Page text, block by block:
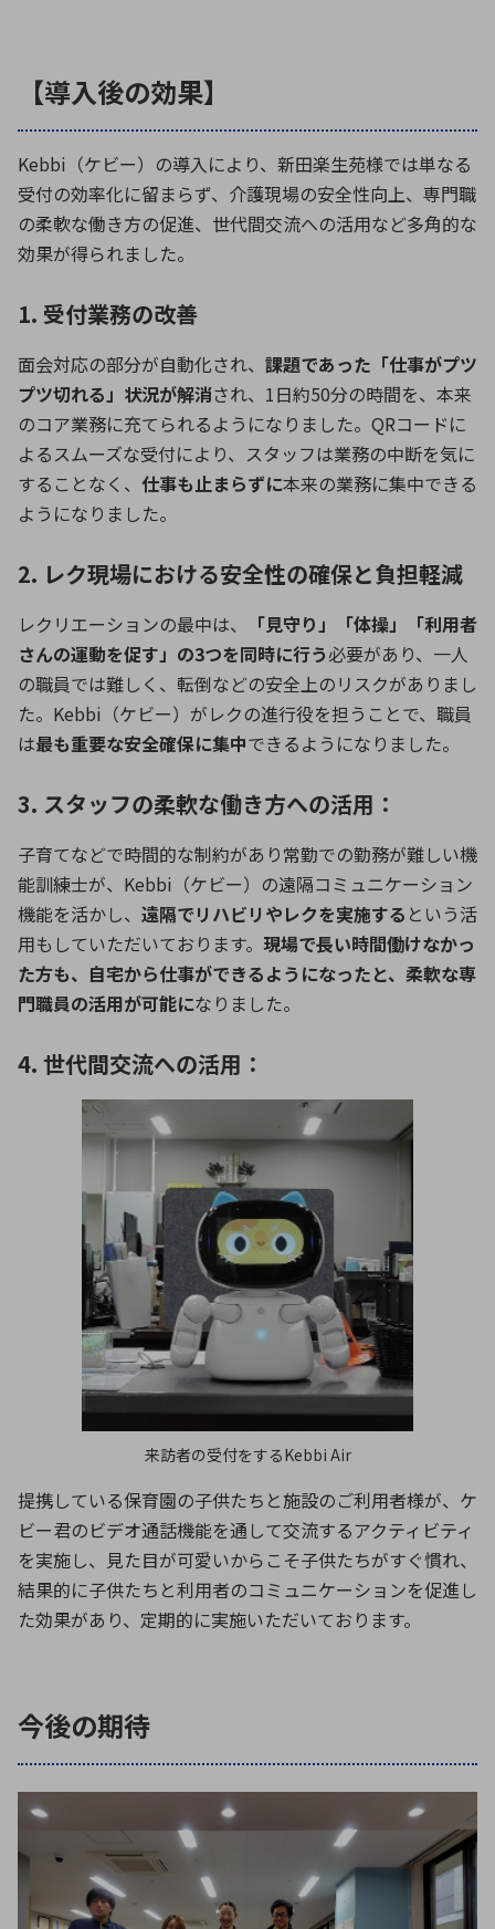
【導入後の効果】
Kebbi（ケビー）の導入により、新田楽生苑様では単なる
受付の効率化に留まらず、介護現場の安全性向上、専門職
の柔軟な働き方の促進、世代間交流への活用など多角的な
効果が得られました。
1. 受付業務の改善
面会対応の部分が自動化され、 課題であった「仕事がプツ
プツ切れる」状況が解消され、1日約50分の時間を、本来
のコア業務に充てられるようになりました。QRコードに
よるスムーズな受付により、スタッフは業務の中断を気に
することなく、 仕事も止まらずに本来の業務に集中できる
ようになりました。
2. レク現場における安全性の確保と負担軽減
レクリエーションの最中は、
「見守り」「体操」「利用者
さんの運動を促す」の3つを同時に行う必要があり、一人
の職員では難しく、転倒などの安全上のリスクがありまし
た。Kebbi（ケビー）がレクの進行役を担うことで、職員
は最も重要な安全確保に集中できるようになりました。
3. スタッフの柔軟な働き方への活用：
子育てなどで時間的な制約があり常勤での勤務が難しい機
能訓練士が、Kebbi（ケビー）の遠隔コミュニケーション
機能を活かし、 遠隔でリハビリやレクを実施する という活
用もしていただいております。 現場で長い時間働けなかっ
た方も、自宅から仕事ができるようになったと、柔軟な専
門職員の活用が可能になりました。
4. 世代間交流への活用：
来訪者の受付をするKebbi Air
提携している保育園の子供たちと施設のご利用者様が、ケ
ビー君のビデオ通話機能を通して交流するアクティビティ
を実施し、見た目が可愛いからこそ子供たちがすぐ慣れ、
結果的に子供たちと利用者のコミュニケーションを促進し
た効果があり、定期的に実施いただいております。
今後の期待